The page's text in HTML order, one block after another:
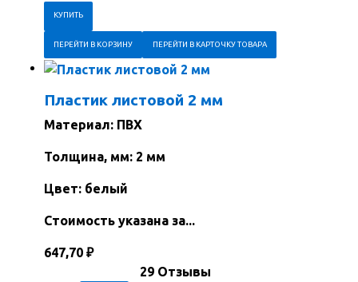
ПЕРЕЙТИ В КОРЗИНУ ПЕРЕЙТИ В КАРТОЧКУ ТОВАРА
Пластик листовой 2 мм
Материал: ПВХ
Толщина, мм: 2 мм
Цвет: белый
Стоимость указана за...
647,70 ₽
29 Отзывы